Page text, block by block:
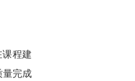
程建
量完成